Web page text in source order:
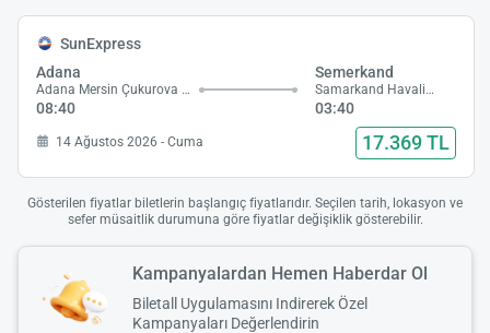
SunExpress
Adana
Adana Mersin Çukurova Havalimanı
08:40
Semerkand
Samarkand Havalimanı
03:40
14 Ağustos 2026 - Cuma 17.369 TL
Gösterilen fiyatlar biletlerin başlangıç fiyatlarıdır. Seçilen tarih, lokasyon ve
sefer müsaitlik durumuna göre fiyatlar değişiklik gösterebilir.
Kampanyalardan Hemen Haberdar Ol
Biletall Uygulamasını Indirerek Özel
Kampanyaları Değerlendirin